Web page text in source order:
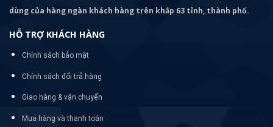
dùng của hàng ngàn khách hàng trên khắp 63 tỉnh, thành phố.
HỖ TRỢ KHÁCH HÀNG
Chính sách bảo mật
Chính sách đổi trả hàng
Giao hàng & vận chuyển
Mua hàng và thanh toán